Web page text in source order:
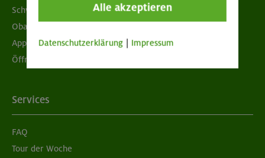
Schwarzes Brett
Obacht geben!
App "Mein DAV+"
Öffnungszeiten
Services
FAQ
Tour der Woche
Alle akzeptieren
Datenschutzerklärung Impressum